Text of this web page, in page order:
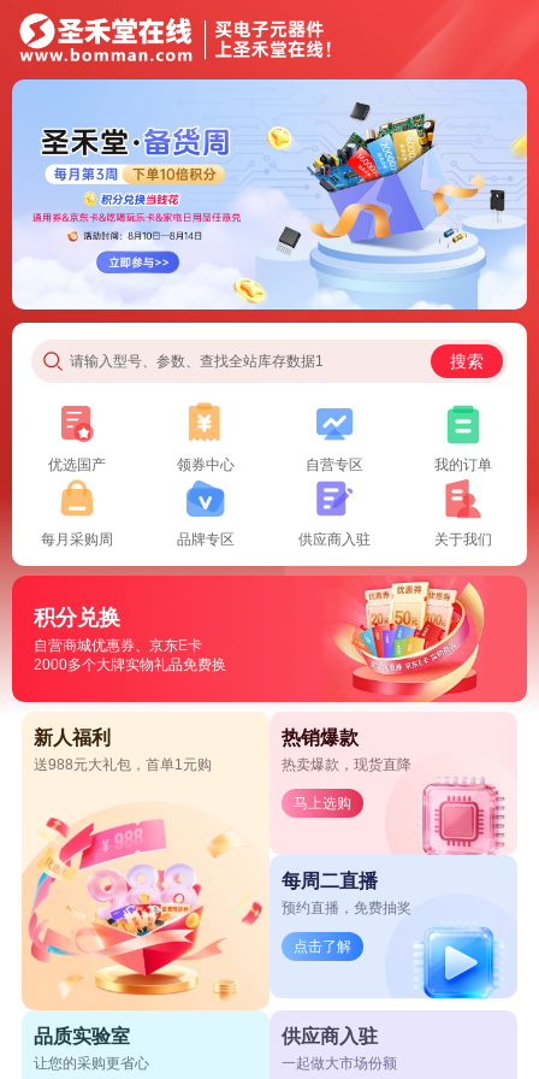
请输入型号、参数、查找全站库存数据1 搜索
优选国产 领券中心 自营专区 我的订单
每月采购周 品牌专区 供应商入驻 关于我们
积分兑换
自营商城优惠券、京东E卡
2000多个大牌实物礼品免费换
新人福利
送988元大礼包，首单1元购
热销爆款
热卖爆款，现货直降
马上选购
每周二直播
预约直播，免费抽奖
点击了解
品质实验室
让您的采购更省心
供应商入驻
一起做大市场份额